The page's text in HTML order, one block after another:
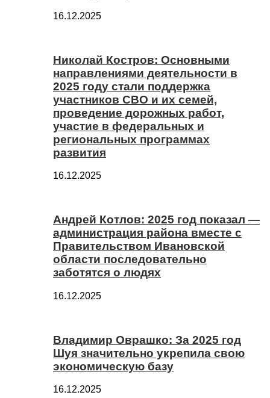
16.12.2025
Николай Костров: Основными
направлениями деятельности в
2025 году стали поддержка
участников СВО и их семей,
проведение дорожных работ,
участие в федеральных и
региональных программах
развития
16.12.2025
Андрей Котлов: 2025 год показал —
администрация района вместе с
Правительством Ивановской
области последовательно
заботятся о людях
16.12.2025
Владимир Оврашко: За 2025 год
Шуя значительно укрепила свою
экономическую базу
16.12.2025